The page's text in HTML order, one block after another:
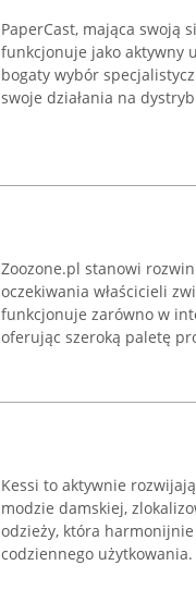
PaperCast, mająca swoją
funkcjonuje jako aktywny
bogaty wybór
swoje działania na
Zoozone.pl stanowi
oczekiwania właścicieli
funkcjonuje zarówno w
oferując szeroką paletę
Kessi to aktywnie
modzie damskiej,
odzieży, która
codziennego użytkowania.